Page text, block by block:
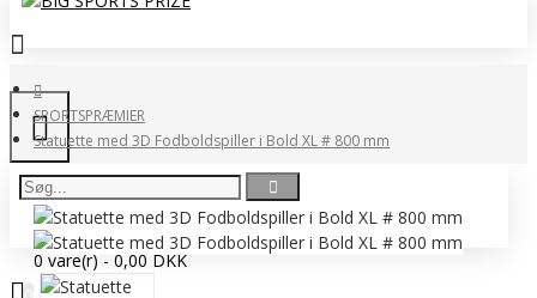
0 vare(r) - 0,00 DKK
SPORTSPRÆMIER
Statuette med 3D Fodboldspiller i Bold XL # 800 mm